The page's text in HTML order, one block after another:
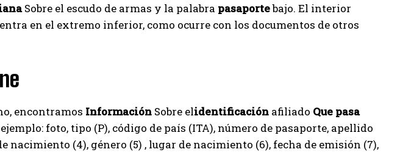
Sobre el escudo de armas y la palabra pasaportebajo. El interior
en el extremo inferior, como ocurre con los documentos de otros
encontramos Información Sobre elidentificación afiliado Que pasa
foto, tipo (P), código de país (ITA), número de pasaporte, apellido
nacimiento (4), género (5) , lugar de nacimiento (6), fecha de emisión (7),